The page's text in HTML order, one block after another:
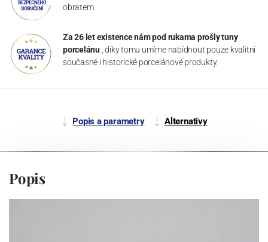
obratem.
Za 26 let existence nám pod rukama prošly tuny
porcelánu , díky tomu umíme nabídnout pouze kvalitní
současné i historické porcelánové produkty.
Popis a parametry Alternativy
Popis